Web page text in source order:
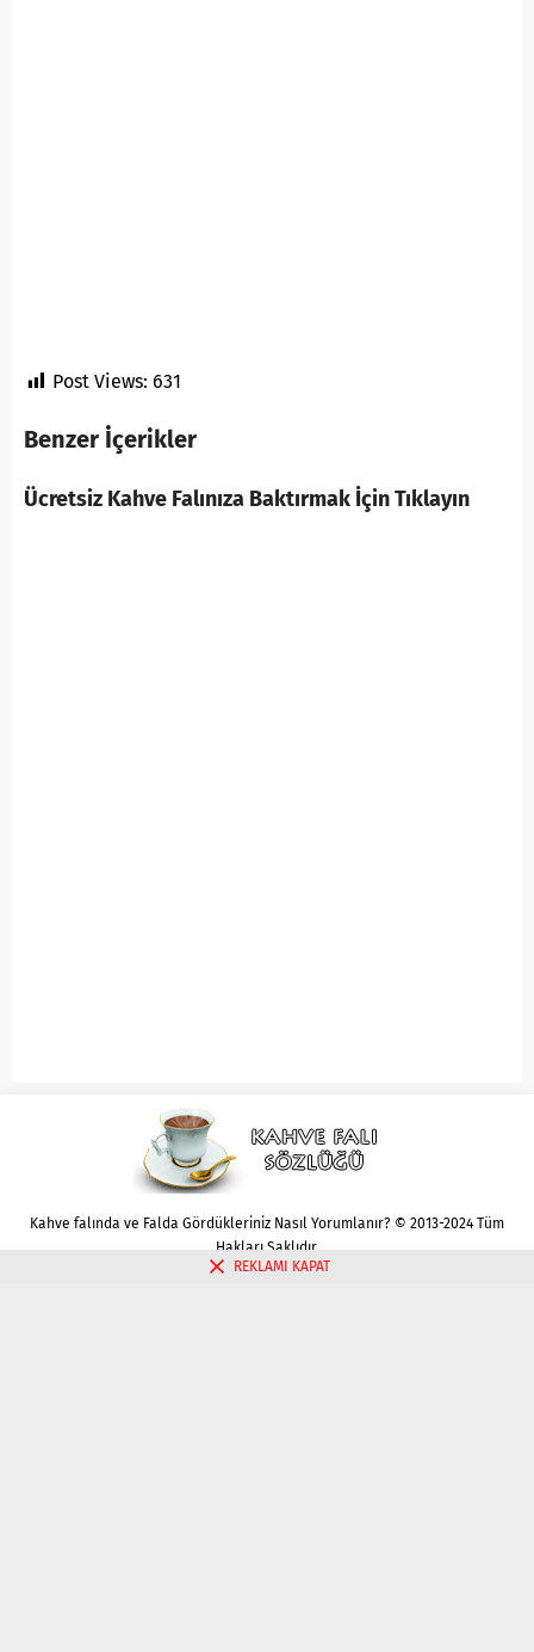
Post Views: 631
Benzer İçerikler
Ücretsiz Kahve Falınıza Baktırmak İçin Tıklayın
Kahve falında ve Falda Gördükleriniz Nasıl Yorumlanır? © 2013-2024 Tüm
Hakları Saklıdır.
REKLAMI KAPAT